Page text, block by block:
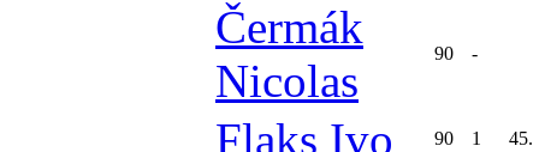
Čermák
Nicolas
90 -
Flaks Ivo 90 1 45.